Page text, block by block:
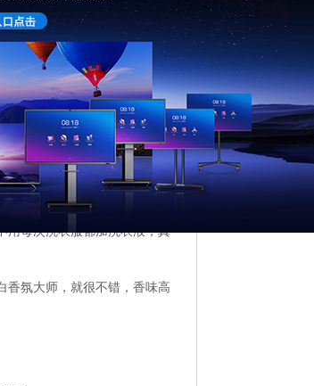
陷阱。
手动“加料”，无形中增加了麻
用每次洗衣服都加洗衣液，真
香氛大师，就很不错，香味高